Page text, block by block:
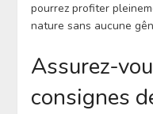
pourrez profiter
nature sans aucune
Assurez-
consignes